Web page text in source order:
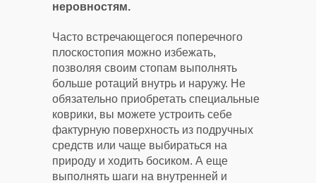
неровностям.
Часто встречающегося поперечного
плоскостопия можно избежать,
позволяя своим стопам выполнять
больше ротаций внутрь и наружу. Не
обязательно приобретать специальные
коврики, вы можете устроить себе
фактурную поверхность из подручных
средств или чаще выбираться на
природу и ходить босиком. А еще
выполнять шаги на внутренней и